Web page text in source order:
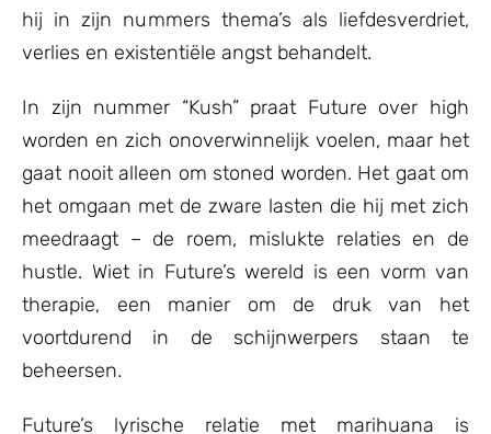
hij in zijn nummers thema’s als liefdesverdriet,
verlies en existentiële angst behandelt.
In zijn nummer “Kush” praat Future over high
worden en zich onoverwinnelijk voelen, maar het
gaat nooit alleen om stoned worden. Het gaat om
het omgaan met de zware lasten die hij met zich
meedraagt – de roem, mislukte relaties en de
hustle. Wiet in Future’s wereld is een vorm van
therapie, een manier om de druk van het
voortdurend in de schijnwerpers staan te
beheersen.
Future’s lyrische relatie met marihuana is